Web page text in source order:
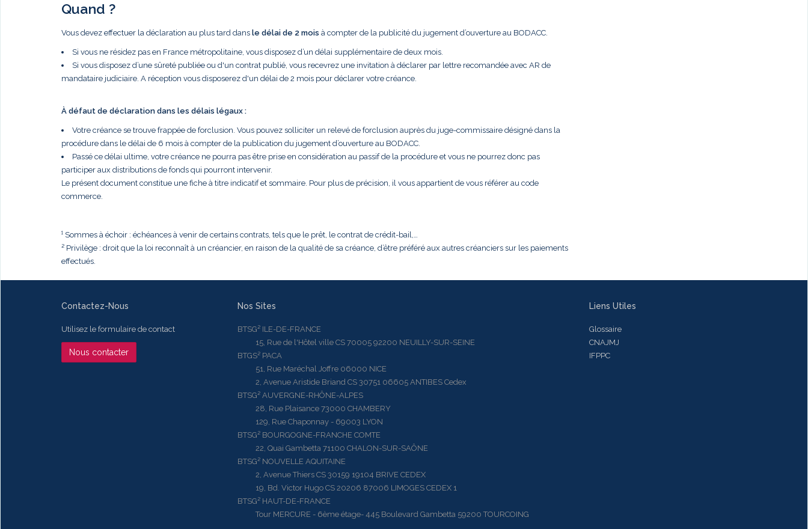
Quand ?
Vous devez effectuer la déclaration au plus tard dans le délai de 2 mois à compter de la publicité du jugement d’ouverture au BODACC.
Si vous ne résidez pas en France métropolitaine, vous disposez d’un délai supplémentaire de deux mois.
Si vous disposez d’une sûreté publiée ou d'un contrat publié, vous recevrez une invitation à déclarer par lettre recomandée avec AR de
mandataire judiciaire. A réception vous disposerez d'un délai de 2 mois pour déclarer votre créance.
À défaut de déclaration dans les délais légaux :
Votre créance se trouve frappée de forclusion. Vous pouvez solliciter un relevé de forclusion auprès du juge-commissaire désigné dans la
procédure dans le délai de 6 mois à compter de la publication du jugement d’ouverture au BODACC.
Passé ce délai ultime, votre créance ne pourra pas être prise en considération au passif de la procédure et vous ne pourrez donc pas
participer aux distributions de fonds qui pourront intervenir.
Le présent document constitue une fiche à titre indicatif et sommaire. Pour plus de précision, il vous appartient de vous référer au code
commerce.
¹ Sommes à échoir : échéances à venir de certains contrats, tels que le prêt, le contrat de crédit-bail,…
² Privilège : droit que la loi reconnaît à un créancier, en raison de la qualité de sa créance, d’être préféré aux autres créanciers sur les paiements
effectués.
Contactez-Nous
Utilisez le formulaire de contact
Nous contacter
Nos Sites
BTSG² ILE-DE-FRANCE
15, Rue de l'Hôtel ville CS 70005 92200 NEUILLY-SUR-SEINE
BTGS² PACA
51, Rue Maréchal Joffre 06000 NICE
2, Avenue Aristide Briand CS 30751 06605 ANTIBES Cedex
BTSG² AUVERGNE-RHÔNE-ALPES
28, Rue Plaisance 73000 CHAMBERY
129, Rue Chaponnay - 69003 LYON
BTSG² BOURGOGNE-FRANCHE COMTE
22, Quai Gambetta 71100 CHALON-SUR-SAÔNE
BTSG² NOUVELLE AQUITAINE
2, Avenue Thiers CS 30159 19104 BRIVE CEDEX
19, Bd. Victor Hugo CS 20206 87006 LIMOGES CEDEX 1
BTSG² HAUT-DE-FRANCE
Tour MERCURE - 6ème étage- 445 Boulevard Gambetta 59200 TOURCOING
Liens Utiles
Glossaire
CNAJMJ
IFPPC